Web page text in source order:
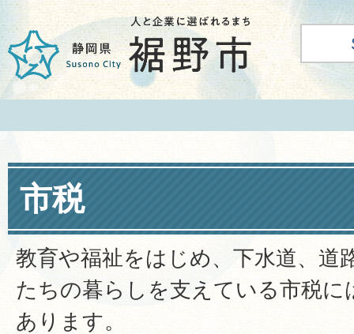
市税
教育や福祉をはじめ、下水道、道
たちの暮らしを支えている市税に
あります。